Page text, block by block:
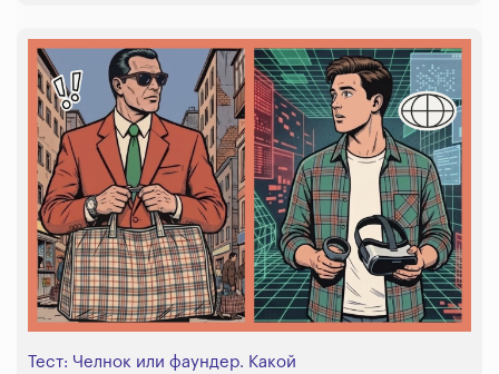
Тест: Челнок или фаундер. Какой